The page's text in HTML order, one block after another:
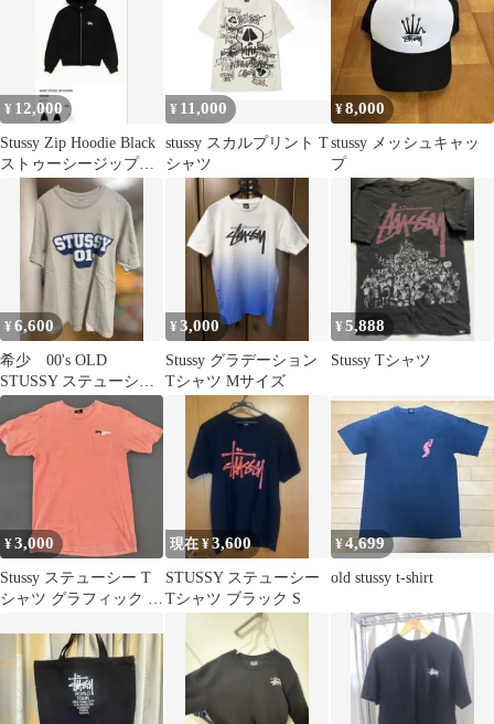
¥ 12,000
Stussy Zip Hoodie Black
ストゥーシージップパ
ーカー 黒
¥ 11,000
stussy スカルプリント T
シャツ
¥8,000
stussy メッシュキャッ
プ
¥6,600
希少 00's OLD
STUSSY ステューシ
ー Tシャツ
¥3,000
Stussy グラデーション
Tシャツ Mサイズ
¥5,888
Stussy Tシャツ
¥3,000
Stussy ステューシー T
シャツ グラフィック 半
現在 ¥3,600
STUSSY ステューシー
Tシャツ ブラック S
¥ 4,699
old stussy t-shirt